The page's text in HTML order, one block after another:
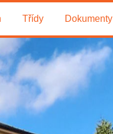
Třídy Dokumenty